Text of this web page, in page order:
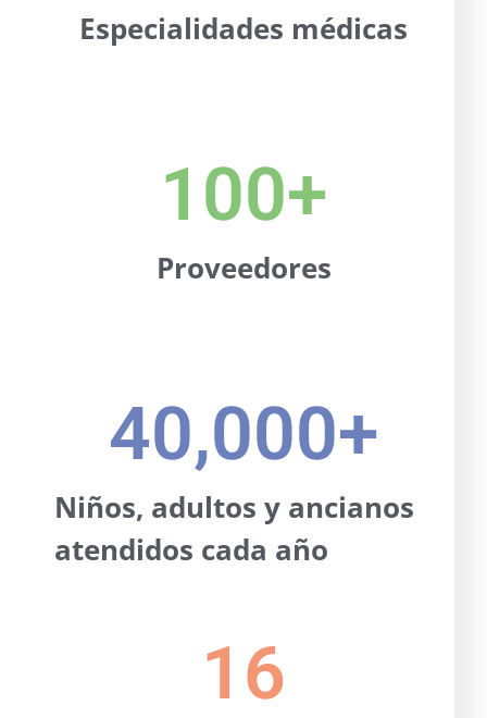
Especialidades médicas
Proveedores
100+
Niños, adultos y ancianos
atendidos cada año
40,000+
16